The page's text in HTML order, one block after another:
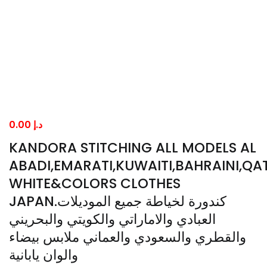
KANDORA STITCHING ALL MODELS AL
WHITE&COLORS CLOTHES
JAPAN.كندورة لخياطة جميع الموديلات
العبادي والاماراتي والكويتي والبحريني
والقطري والسعودي والعماني ملابس بيضاء
والوان يابانية
د.إ